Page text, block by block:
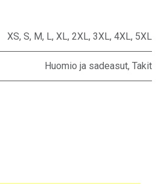
XS, S, M, L, XL, 2XL, 3XL, 4XL, 5XL
Huomio ja sadeasut, Takit